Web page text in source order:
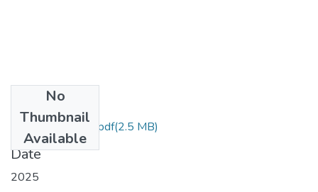
No
Thumbnail
Available
1 (1)_merged (1).pdf(2.5 MB)
Date
2025